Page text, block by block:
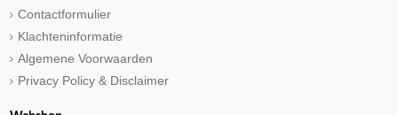
Contactformulier
Klachteninformatie
Algemene Voorwaarden
Privacy Policy & Disclaimer